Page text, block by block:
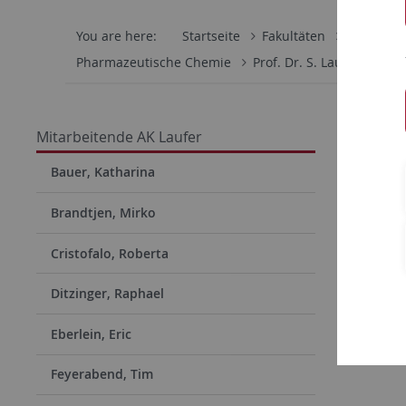
You are here: Startseite Fakultäten
Pharmazeutische Chemie
Prof. Dr. S. Laufer
Mitarbeitende AK Laufer
Bauer, Katharina
Brandtjen, Mirko
Cristofalo, Roberta
Ditzinger, Raphael
Eberlein, Eric
Feyerabend, Tim
Dr.